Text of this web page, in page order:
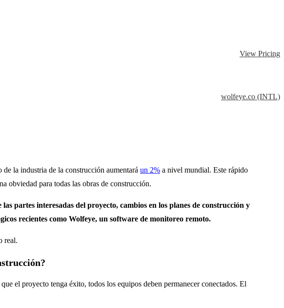
View Pricing
wolfeye.co (INTL)
la industria de la construcción aumentará un 2% a nivel mundial. Este rápido
obviedad para todas las obras de construcción.
partes interesadas del proyecto, cambios en los planes de construcción y
recientes como Wolfeye, un software de monitoreo remoto.
real.
el proyecto tenga éxito, todos los equipos deben permanecer conectados. El